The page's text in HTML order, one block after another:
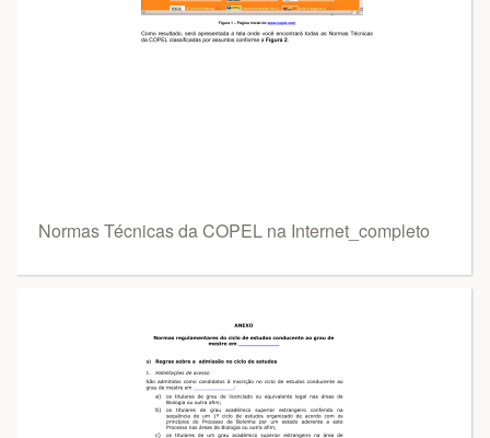
Normas Técnicas da COPEL na Internet_completo